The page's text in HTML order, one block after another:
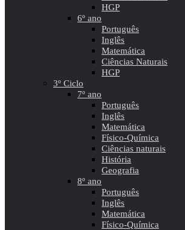
HGP
6º ano
Português
Inglês
Matemática
Ciências Naturais
HGP
3º Ciclo
7º ano
Português
Inglês
Matemática
Físico-Química
Ciências naturais
História
Geografia
8º ano
Português
Inglês
Matemática
Físico-Química